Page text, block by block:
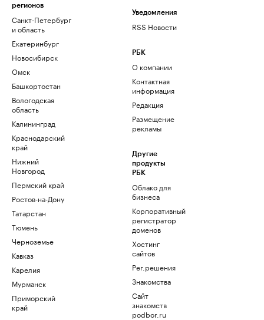
регионов
Санкт-Петербург
и область
Екатеринбург
Новосибирск
Омск
Башкортостан
Вологодская
область
Калининград
Краснодарский
край
Нижний
Новгород
Пермский край
Ростов-на-Дону
Татарстан
Тюмень
Черноземье
Кавказ
Карелия
Мурманск
Приморский
край
Уведомления
RSS Новости
РБК
О компании
Контактная
информация
Редакция
Размещение
рекламы
Другие
продукты
РБК
Облако для
бизнеса
Корпоративный
регистратор
доменов
Хостинг
сайтов
Рег.решения
Знакомства
Сайт
знакомств
podbor.ru